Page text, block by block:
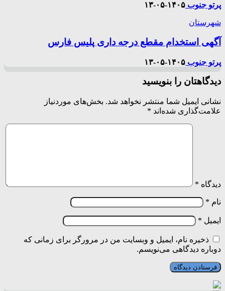
پرتو جنوب ۱۴۰۵-۰۵-۱۳
شهرستان
آگهی استخدام مقطع درجه داری پلیس فارس
پرتو جنوب ۱۴۰۵-۰۵-۱۳
دیدگاهتان را بنویسید
نشانی ایمیل شما منتشر نخواهد شد. بخش‌های موردنیاز
علامت‌گذاری شده‌اند *
دیدگاه *
نام *
ایمیل *
ذخیره نام، ایمیل و وبسایت من در مرورگر برای زمانی که
دوباره دیدگاهی می‌نویسم.